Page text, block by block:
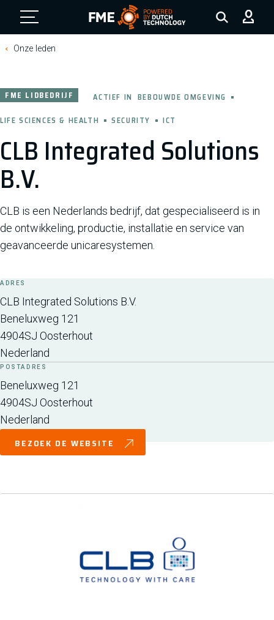
FME Logo, to the homepage
Onze leden
CLB Integrated Solutions
B.V.
FME LIDBEDRIJF ACTIEF IN BEBOUWDE OMGEVING
LIFE SCIENCES & HEALTH
SECURITY ICT
CLB is een Nederlands bedrijf, dat gespecialiseerd is in
de ontwikkeling, productie, installatie en service van
geavanceerde unicaresystemen.
ADRES
CLB Integrated Solutions B.V.
Beneluxweg 121
4904SJ Oosterhout
Nederland
POSTADRES
Beneluxweg 121
4904SJ Oosterhout
Nederland
BEZOEK DE WEBSITE